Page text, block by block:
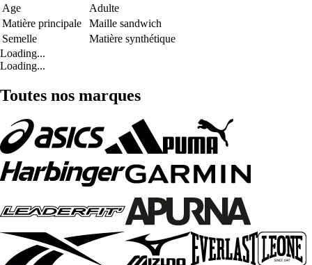
Age
Adulte
Matière principale
Maille sandwich
Semelle
Matière synthétique
Loading...
Loading...
Toutes nos marques